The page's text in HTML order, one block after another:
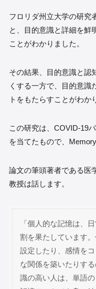
フロリダ州立大学の研究
と、目的意識と詳細を鮮
ことがわかりました。
その結果、目的意識と認
くする一方で、目的意識
トをもたらすことがわか
この研究は、COVID-19
を当てたもので、
論文の筆頭著者である医
教授は話します。
「個人的な記憶は、
割を果たしています
設定したり、感情を
な関係を築いたりす
識の高い人は、単語